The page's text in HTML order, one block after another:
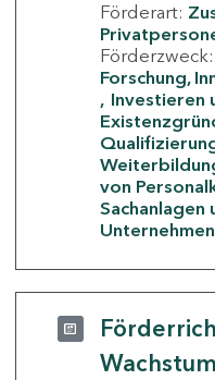
Förderart:
Förderzweck:
Forschung,
Investieren
von
Sachanlagen
Wachstum